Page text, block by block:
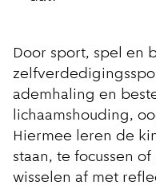
Door sport, spel en
ademhaling en
lichaamshouding,
Hiermee leren de
staan, te focussen
wisselen af met